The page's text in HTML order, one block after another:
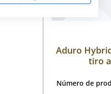
Aduro
tiro
Número de